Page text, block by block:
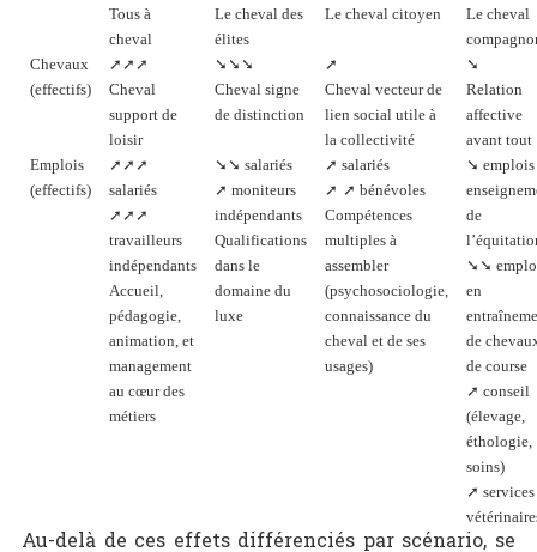
Tous à
cheval
Le cheval des
élites
Le cheval citoyen
Le cheval
Chevaux
(effectifs)
➚➚➚
Cheval
support de
loisir
➘➘➘
Cheval signe
de distinction
➚
Cheval vecteur de
lien social utile à
la collectivité
➘
Relation
affective
avant tout
Emplois
(effectifs)
➚➚➚
salariés
➚➚➚
travailleurs
indépendants
Accueil,
pédagogie,
animation, et
management
au cœur des
métiers
➘➘ salariés
➚ moniteurs
indépendants
Qualifications
dans le
domaine du
luxe
➚ salariés
➚ ➚ bénévoles
Compétences
multiples à
assembler
(psychosociologie,
connaissance du
cheval et de ses
usages)
➘ emplois
de
➘➘
en
de
de course
➚ conseil
(élevage,
éthologie,
soins)
➚ services
Au-delà de ces effets différenciés par scénario, se